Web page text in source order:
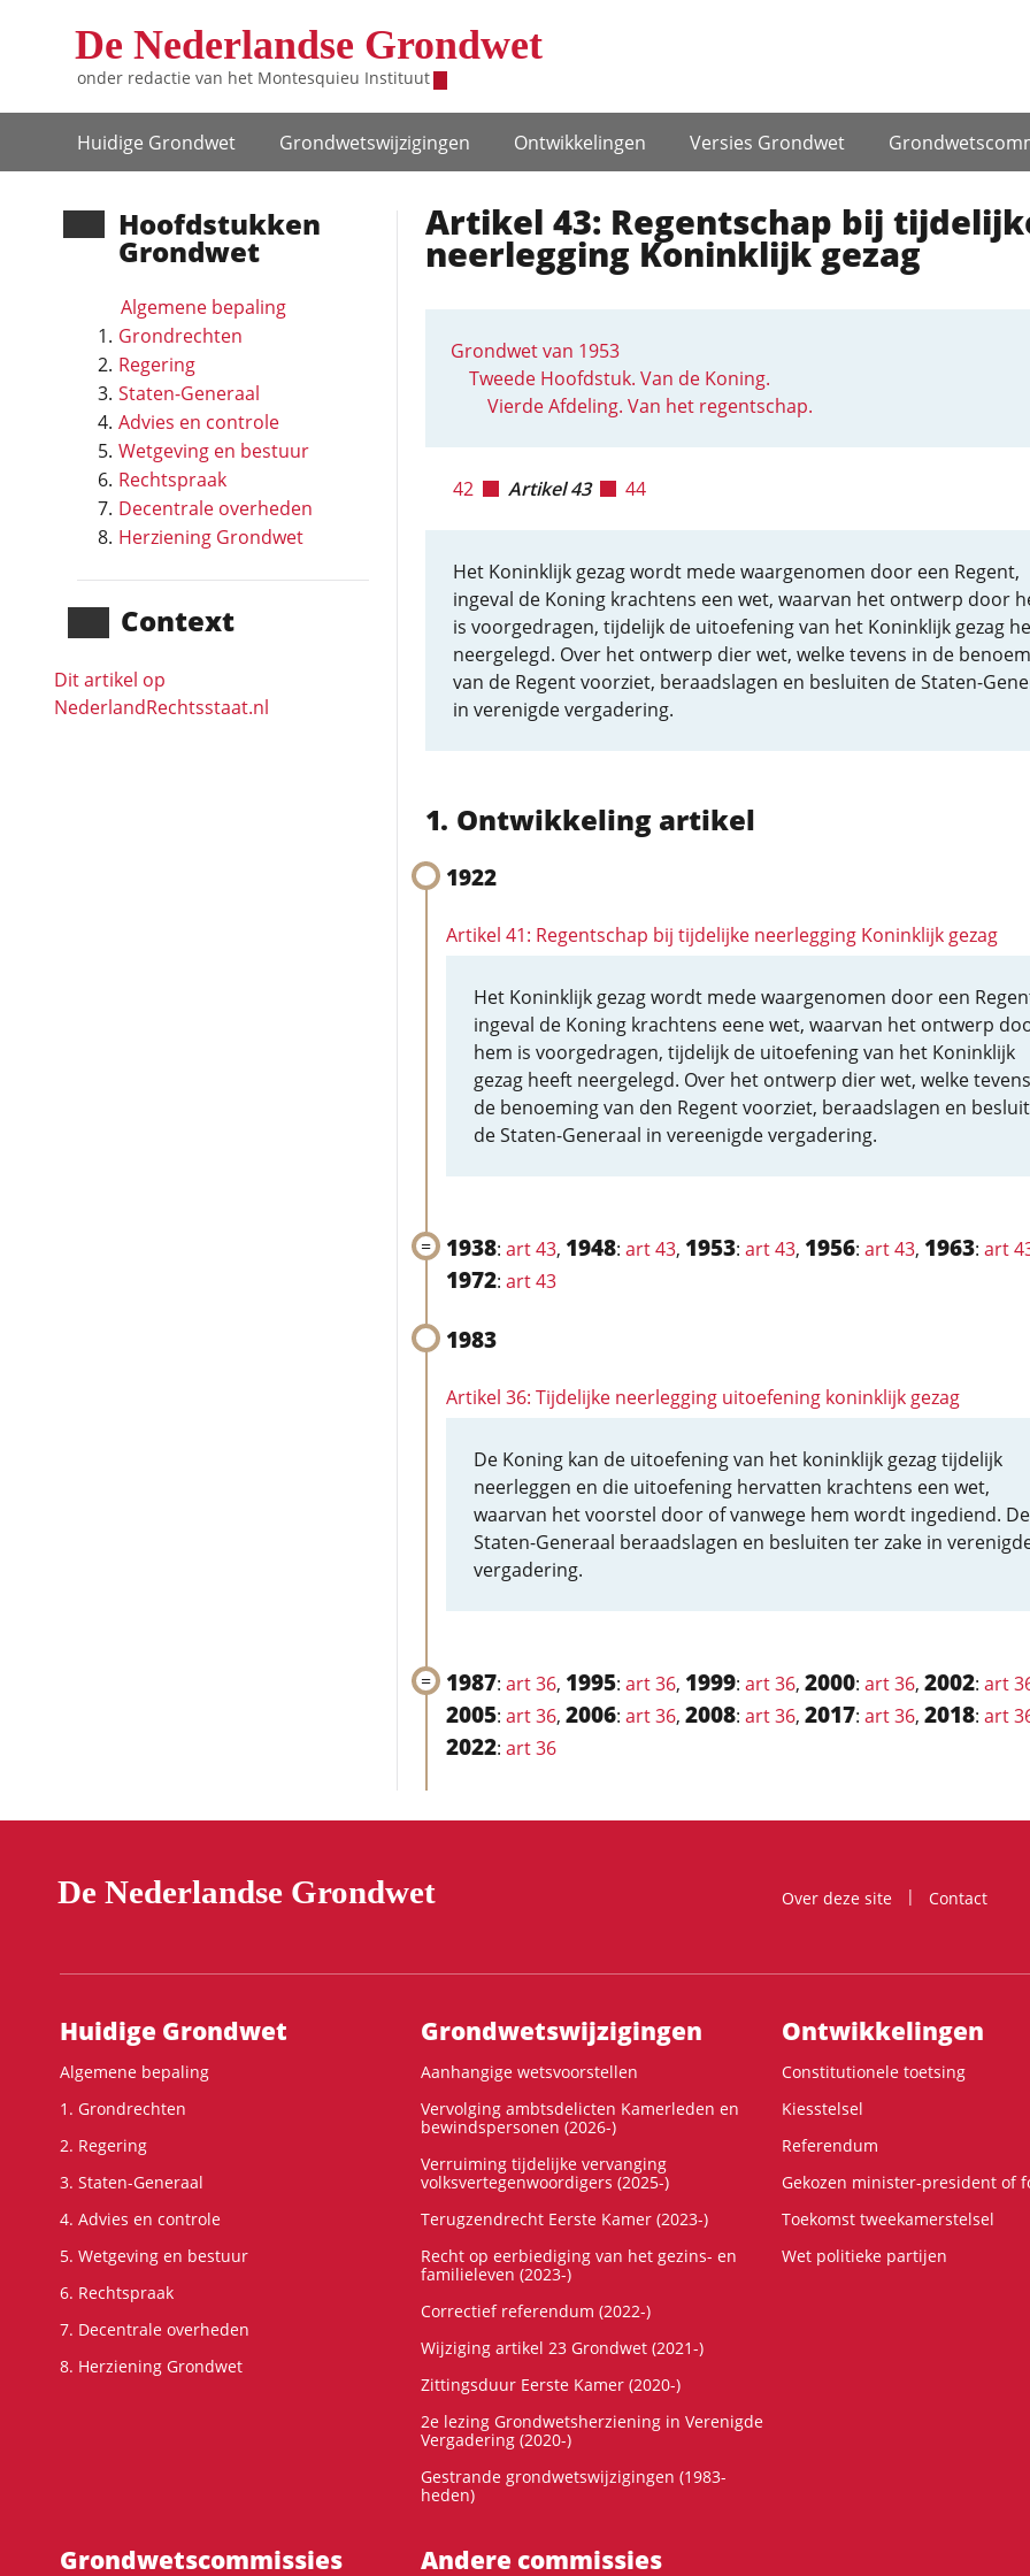
De Nederlandse Grondwet
onder redactie van het Montesquieu Instituut
Hoofdnavigatie
Huidige Grondwet Grondwets­wijzigingen Ontwikke­lingen Versies Grondwet
Hoofd­stukken
Grondwet
Algemene bepaling
Grondrechten
Regering
Staten-Generaal
Advies en controle
Wetgeving en bestuur
Rechtspraak
Decentrale overheden
Herziening Grondwet
Context
Dit artikel op
NederlandRechts­staat.nl
Artikel 43: Regentschap bij
neerlegging Koninklijk gezag
Grondwet van 1953
Tweede Hoofdstuk. Van de Koning.
Vierde Afdeling. Van het regentschap.
42 Artikel 43 44
Het Koninklijk gezag wordt mede waargenomen door een Regent,
ingeval de Koning krachtens een wet, waarvan het ontwerp door
is voorgedragen, tijdelijk de uitoefening van het Koninklijk gezag
neergelegd. Over het ontwerp dier wet, welke tevens in de
van de Regent voorziet, beraadslagen en besluiten de Staten-
in verenigde vergadering.
Ontwikkeling artikel
1922
Artikel 41: Regentschap bij tijdelijke neerlegging Koninklijk gezag
Het Koninklijk gezag wordt mede waargenomen door een
ingeval de Koning krachtens eene wet, waarvan het ontwerp
hem is voorgedragen, tijdelijk de uitoefening van het Koninklijk
gezag heeft neergelegd. Over het ontwerp dier wet, welke
de benoeming van den Regent voorziet, beraadslagen en
de Staten-Generaal in vereenigde vergadering.
1938: art 43, 1948: art 43, 1953: art 43, 1956: art 43, 1963: art
1972: art 43
1983
Artikel 36: Tijdelijke neerlegging uitoefening koninklijk gezag
De Koning kan de uitoefening van het koninklijk gezag tijdelijk
neerleggen en die uitoefening hervatten krachtens een wet,
waarvan het voorstel door of vanwege hem wordt ingediend. De
Staten-Generaal beraadslagen en besluiten ter zake in
vergadering.
1987: art 36, 1995: art 36, 1999: art 36, 2000: art 36, 2002: art
2005: art 36, 2006: art 36, 2008: art 36, 2017: art 36, 2018: art
2022: art 36
De Nederlandse Grondwet Over deze site
Contact
Hoofdnavigatie
Huidige Grondwet
Algemene bepaling
1. Grondrechten
2. Regering
3. Staten-Generaal
4. Advies en controle
5. Wetgeving en bestuur
6. Rechtspraak
7. Decentrale overheden
8. Herziening Grondwet
Grondwets­wijzigingen
Aanhangige wetsvoorstellen
Vervolging ambtsdelicten Kamerleden en
bewindspersonen (2026-)
Verruiming tijdelijke vervanging
volksvertegenwoordigers (2025-)
Terugzendrecht Eerste Kamer (2023-)
Recht op eerbiediging van het gezins- en
familieleven (2023-)
Correctief referendum (2022-)
Wijziging artikel 23 Grondwet (2021-)
Zittingsduur Eerste Kamer (2020-)
2e lezing Grondwetsherziening in Verenigde
Vergadering (2020-)
Gestrande grondwetswijzigingen (1983-
heden)
Ontwikke­lingen
Constitutionele toetsing
Kiesstelsel
Referendum
Gekozen minister-president of
Toekomst tweekamerstelsel
Wet politieke partijen
Grondwets­commissies Andere commissies